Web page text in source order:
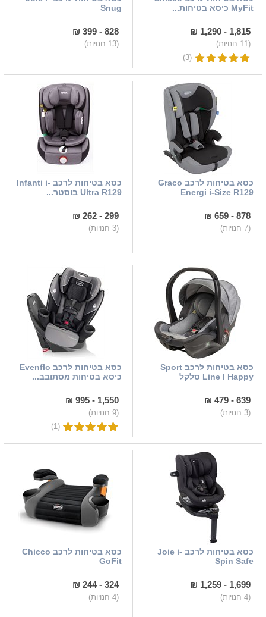
MyFit כיסא בטיחות...
1,815 - 1,290 ₪
(11 חנויות)
(3)
Snug
828 - 399 ₪
(13 חנויות)
כסא בטיחות לרכב Graco
Energi i-Size R129
878 - 659 ₪
(7 חנויות)
כסא בטיחות לרכב Infanti i-
Ultra R129 בוסטר...
299 - 262 ₪
(3 חנויות)
כסא בטיחות לרכב Sport
Line I Happy סלקל
639 - 479 ₪
(3 חנויות)
כסא בטיחות לרכב Evenflo
כיסא בטיחות מסתובב...
1,550 - 995 ₪
(9 חנויות)
(1)
כסא בטיחות לרכב Joie i-
Spin Safe
1,699 - 1,259 ₪
(4 חנויות)
כסא בטיחות לרכב Chicco
GoFit
324 - 244 ₪
(4 חנויות)